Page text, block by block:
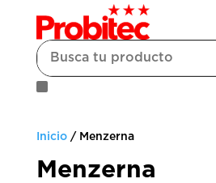
Inicio/ Menzerna
Menzerna